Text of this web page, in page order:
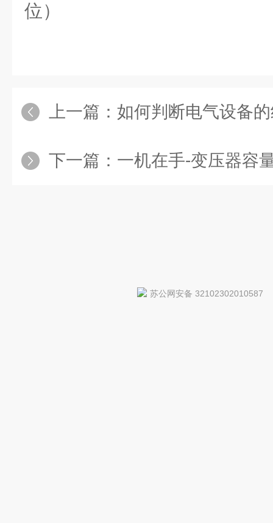
位）
上一篇： 如何判断电气设备的绝缘状况，用异频
下一篇： 一机在手-变压器容量特
苏公网安备 32102302010587